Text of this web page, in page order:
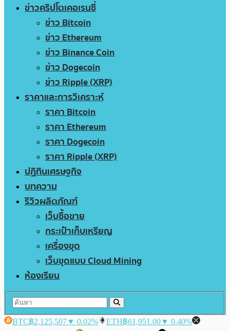
ข่าวคริปโตเคอเรนซี่
ข่าว Bitcoin
ข่าว Ethereum
ข่าว Binance Coin
ข่าว Dogecoin
ข่าว Ripple (XRP)
ราคาและการวิเคราะห์
ราคา Bitcoin
ราคา Ethereum
ราคา Dogecoin
ราคา Ripple (XRP)
ปฏิทินเศรษฐกิจ
บทความ
รีวิวผลิตภัณฑ์
เว็บซื้อขาย
กระเป๋าเก็บเหรียญ
เครื่องขุด
เว็บขุดแบบ Cloud Mining
ห้องเรียน
BTC฿2,125,507▼ 0.02% ETH฿61,951.00▼ 0.40%